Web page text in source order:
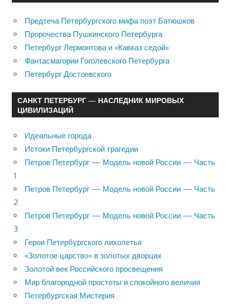
Предтеча Петербургского мифа поэт Батюшков
Пророчества Пушкинского Петербурга
Петербург Лермонтова и «Кавказ седой»
Фантасмагории Гоголевского Петербурга
Петербург Достоевского
САНКТ ПЕТЕРБУРГ — НАСЛЕДНИК МИРОВЫХ
ЦИВИЛИЗАЦИЙ
Идеальные города
Истоки Петербургской трагедии
Петров Петербург — Модель новой России — Часть
1
Петров Петербург — Модель новой России — Часть
2
Петров Петербург — Модель новой России — Часть
3
Герои Петербургского лихолетья
«Золотое царство» в золотых дворцах
Золотой век Российского просвещения
Мир благородной простоты и спокойного величия
Петербургская Мистерия